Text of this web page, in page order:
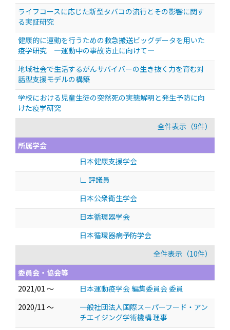
ライフコースに応じた新型タバコの流行とその影響に関す
る実証研究
健康的に運動を行うための救急搬送ビッグデータを用いた
疫学研究 —運動中の事故防止に向けて—
地域社会で生活するがんサバイバーの生き抜く力を育む対
話型支援モデルの構築
学校における児童生徒の突然死の実態解明と発生予防に向
けた疫学研究
全件表示（9件）
所属学会
日本健康支援学会
∟ 評議員
日本公衆衛生学会
日本循環器学会
日本循環器病予防学会
全件表示（10件）
委員会・協会等
2021/01 ～
日本運動疫学会 編集委員会 委員
2020/11 ～
一般社団法人国際スーパーフード・アン
チエイジング学術機構 理事